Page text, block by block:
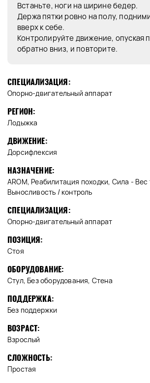
Встаньте, ноги на ширине бедер.
Держа пятки ровно на полу,
вверх к себе.
Контролируйте движение, опуская
обратно вниз, и повторите.
СПЕЦИАЛИЗАЦИЯ:
Опорно-двигательный аппарат
РЕГИОН:
Лодыжка
ДВИЖЕНИЕ:
Дорсифлексия
НАЗНАЧЕНИЕ:
AROM, Реабилитация походки, Сила -
Выносливость / контроль
СПЕЦИАЛИЗАЦИЯ:
Опорно-двигательный аппарат
ПОЗИЦИЯ:
Стоя
ОБОРУДОВАНИЕ:
Стул, Без оборудования, Стена
ПОДДЕРЖКА:
Без поддержки
ВОЗРАСТ:
Взрослый
СЛОЖНОСТЬ:
Простая